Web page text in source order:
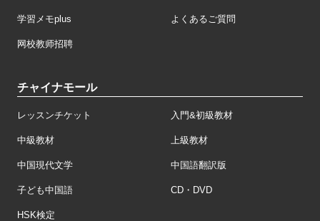
学習メモplus よくあるご質問
网校教师招聘
チャイナモール
レッスンチケット 入門&初級教材
中級教材 上級教材
中国現代文学 中国語翻訳版
子ども中国語 CD・DVD
HSK検定